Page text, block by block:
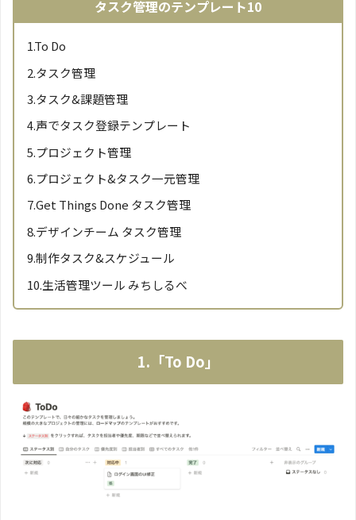
タスク管理のテンプレート10
1.To Do
2.タスク管理
3.タスク&課題管理
4.声でタスク登録テンプレート
5.プロジェクト管理
6.プロジェクト&タスク一元管理
7.Get Things Done タスク管理
8.デザインチーム タスク管理
9.制作タスク&スケジュール
10.生活管理ツール みちしるべ
1.「To Do」